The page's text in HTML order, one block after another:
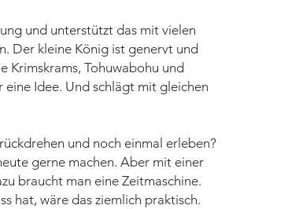
und unterstützt das mit vielen
Der kleine König ist genervt und
Krimskrams, Tohuwabohu und
Idee. Und schlägt mit gleichen
und noch einmal erleben?
gerne machen. Aber mit einer
braucht man eine Zeitmaschine.
hat, wäre das ziemlich praktisch.